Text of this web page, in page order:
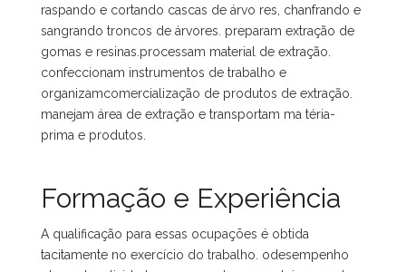
raspando e cortando cascas de árvo res, chanfrando e
sangrando troncos de árvores. preparam extração de
gomas e resinas.processam material de extração.
confeccionam instrumentos de trabalho e
organizamcomercialização de produtos de extração.
manejam área de extração e transportam ma téria-
prima e produtos.
Formação e Experiência
A qualificação para essas ocupações é obtida
tacitamente no exercício do trabalho. odesempenho